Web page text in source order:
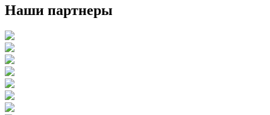
Наши партнеры